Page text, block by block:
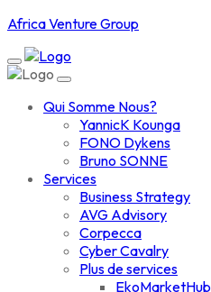
Africa Venture Group
Qui Somme Nous?
YannicK Kounga
FONO Dykens
Bruno SONNE
Services
Business Strategy
AVG Advisory
Corpecca
Cyber Cavalry
Plus de services
EkoMarketHub